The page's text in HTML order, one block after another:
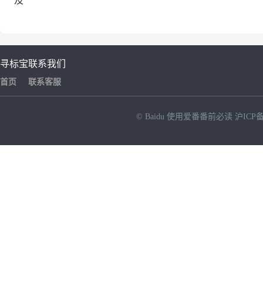
寻标宝
首页
联系我们
联系客服
© Baidu 使用爱番番前必读 沪ICP